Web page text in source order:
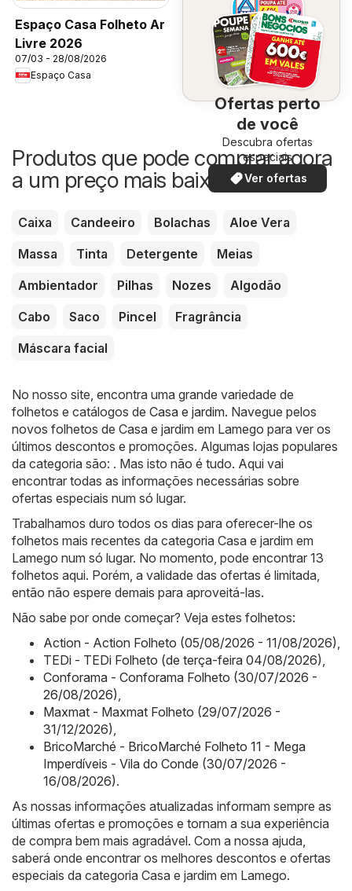
Espaço Casa Folheto Ar
Livre 2026
07/03 - 28/08/2026
Espaço Casa
Ofertas perto
de você
Descubra ofertas
especiais
Ver ofertas
Produtos que pode comprar agora
a um preço mais baixo
Caixa Candeeiro Bolachas
Aloe Vera
Massa
Tinta Detergente
Meias
Ambientador
Pilhas Nozes
Algodão
Cabo
Saco Pincel
Fragrância
Máscara facial
No nosso site, encontra uma grande variedade de
folhetos e catálogos de Casa e jardim. Navegue pelos
novos folhetos de Casa e jardim em Lamego para ver os
últimos descontos e promoções. Algumas lojas populares
da categoria são: . Mas isto não é tudo. Aqui vai
encontrar todas as informações necessárias sobre
ofertas especiais num só lugar.
Trabalhamos duro todos os dias para oferecer-lhe os
folhetos mais recentes da categoria Casa e jardim em
Lamego num só lugar. No momento, pode encontrar 13
folhetos aqui. Porém, a validade das ofertas é limitada,
então não espere demais para aproveitá-las.
Não sabe por onde começar? Veja estes folhetos:
Action - Action Folheto (05/08/2026 - 11/08/2026)
TEDi - TEDi Folheto (de terça-feira 04/08/2026)
Conforama - Conforama Folheto (30/07/2026 -
26/08/2026)
Maxmat - Maxmat Folheto (29/07/2026 -
31/12/2026)
BricoMarché - BricoMarché Folheto 11 - Mega
Imperdíveis - Vila do Conde (30/07/2026 -
16/08/2026).
As nossas informações atualizadas informam sempre as
últimas ofertas e promoções e tornam a sua experiência
de compra bem mais agradável. Com a nossa ajuda,
saberá onde encontrar os melhores descontos e ofertas
especiais da categoria Casa e jardim em Lamego.